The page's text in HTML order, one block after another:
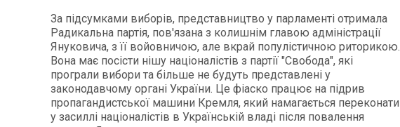
За підсумками виборів, представництво у парламенті отримала
Радикальна партія, пов'язана з колишнім главою адміністрації
Януковича, з її войовничою, але вкрай популістичною риторикою.
Вона має посісти нішу націоналістів з партії "Свобода", які
програли вибори та більше не будуть представлені у
законодавчому органі України. Це фіаско працює на підрив
пропагандистської машини Кремля, який намагається переконати
у засиллі націоналістів в Українській владі після повалення